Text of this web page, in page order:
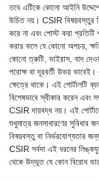
তবে এটিকে কোনো আইনি
উচিত নয়। CSIR বিষয়বস্তুর
করে না এবং পোস্ট করা প্রতিটি
করার ফলে যে কোনো অপচয়,
কোনো ত্রুটি, ভাইরাস, বাদ
পরোক্ষ বা দূরবর্তী উভয় ভাবেই।
ক্ষেত্রে থাকে। এই পোর্টালটি
বিশেষভাবে স্বীকার করেন
CSIR দায়বদ্ধ নয়। এই
শুধুমাত্র জনসাধারণের সুবিধার
বিষয়বস্তু বা নির্ভরযোগ্যতার
CSIR সর্বদা এই ধরনের
থেকে উদ্ভূত যে কোন বিরোধ